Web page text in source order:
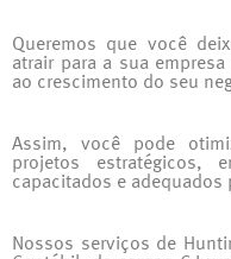
Queremos que você
atrair para a sua
ao crescimento do seu
Assim, você pode
projetos estratégicos,
capacitados e adequados
Nossos serviços de